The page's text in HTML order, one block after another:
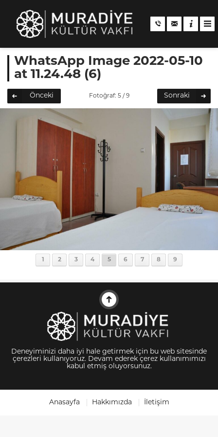
WhatsApp Image 2022-05-10
at 11.24.48 (6)
Önceki Fotoğraf: 5 / 9 Sonraki
1 2 3 4 5 6 7 8 9
Deneyiminizi daha iyi hale getirmek için bu web sitesinde
çerezleri kullanıyoruz. Devam ederek çerez kullanımımızı
kabul etmiş oluyorsunuz.
Anasayfa Hakkımızda İletişim